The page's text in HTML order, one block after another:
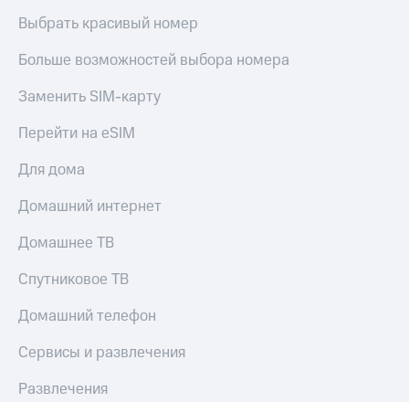
Выбрать красивый номер
Больше возможностей выбора номера
Заменить SIM-карту
Перейти на eSIM
Для дома
Домашний интернет
Домашнее ТВ
Спутниковое ТВ
Домашний телефон
Сервисы и развлечения
Развлечения